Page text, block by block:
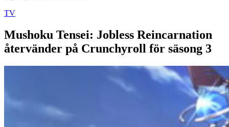
TV
Mushoku Tensei: Jobless Reincarnation
återvänder på Crunchyroll för säsong 3